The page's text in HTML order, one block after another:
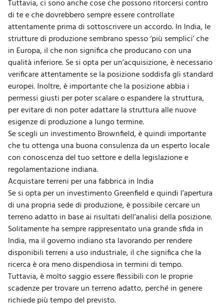
Tuttavia, ci sono anche cose che possono ritorcersi contro
di te e che dovrebbero sempre essere controllate
attentamente prima di sottoscrivere un accordo. In India, le
strutture di produzione sembrano spesso ‘più semplici’ che
in Europa, il che non significa che producano con una
qualità inferiore. Se si opta per un’acquisizione, è necessario
verificare attentamente se la posizione soddisfa gli standard
europei. Inoltre, è importante che la posizione abbia i
permessi giusti per poter scalare o espandere la struttura,
per evitare di non poter adattare la struttura alle nuove
esigenze di produzione a lungo termine.
Se scegli un investimento Brownfield, è quindi importante
che tu ottenga una buona consulenza da un esperto locale
con conoscenza del tuo settore e della legislazione e
regolamentazione indiana.
Acquistare terreni per una fabbrica in India
Se si opta per un investimento Greenfield e quindi l’apertura
di una propria sede di produzione, è possibile cercare un
terreno adatto in base ai risultati dell’analisi della posizione.
Solitamente ha sempre rappresentato una grande sfida in
India, ma il governo indiano sta lavorando per rendere
disponibili terreni a uso industriale, il che significa che la
ricerca è ora meno dispendiosa in termini di tempo.
Tuttavia, è molto saggio essere flessibili con le proprie
scadenze per trovare un terreno adatto, perché in genere
richiede più tempo del previsto.